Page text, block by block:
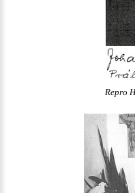
Repro